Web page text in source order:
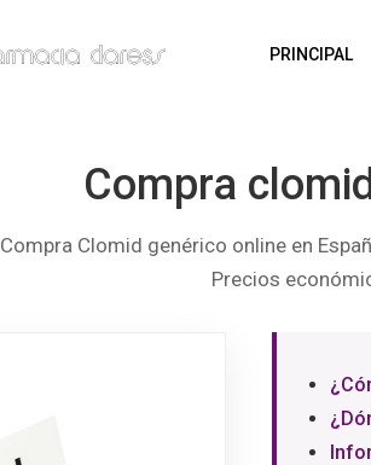
PRINCIPAL
Compra
Compra Clomid genérico online en
Precios